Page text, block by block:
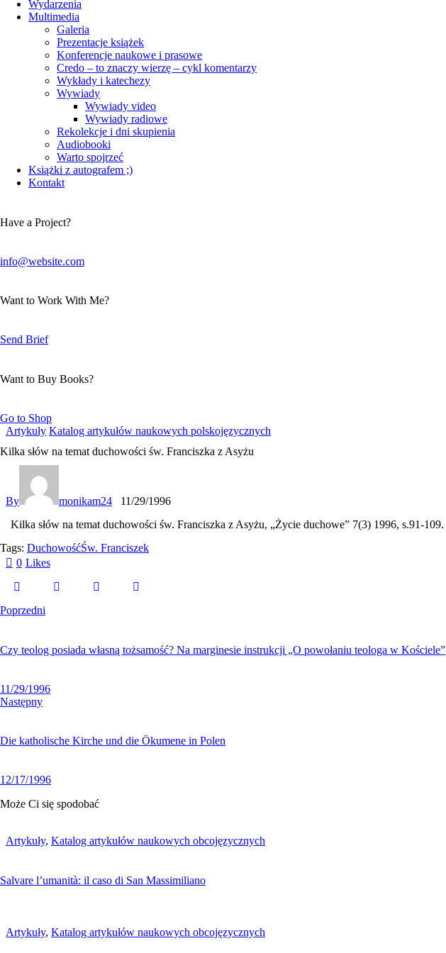
Wydarzenia
Multimedia
Galeria
Prezentacje książek
Konferencje naukowe i prasowe
Credo – to znaczy wierzę – cykl komentarzy
Wykłady i katechezy
Wywiady
Wywiady video
Wywiady radiowe
Rekolekcje i dni skupienia
Audiobooki
Warto spojrzeć
Książki z autografem ;)
Kontakt
Have a Project?
info@website.com
Want to Work With Me?
Send Brief
Want to Buy Books?
Go to Shop
Artykuły Katalog artykułów naukowych polskojęzycznych
Kilka słów na temat duchowości św. Franciszka z Asyżu
By monikam24
11/29/1996
Kilka słów na temat duchowości św. Franciszka z Asyżu, „Życie duchowe” 7(3) 1996, s.91-109.
Tags: DuchowośćŚw. Franciszek
0 Likes
Poprzedni
Czy teolog posiada własną tożsamość? Na marginesie instrukcji „O powołaniu teologa w Kościele”
11/29/1996
Następny
Die katholische Kirche und die Ökumene in Polen
12/17/1996
Może Ci się spodobać
Artykuły, Katalog artykułów naukowych obcojęzycznych
Salvare l’umanità: il caso di San Massimiliano
Artykuły, Katalog artykułów naukowych obcojęzycznych